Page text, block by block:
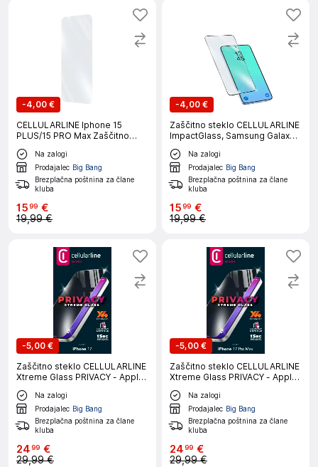
-4,00 €
CELLULARLINE Iphone 15
PLUS/15 PRO Max Zaščitno
steklo
Na zalogi
Prodajalec Big Bang
Brezplačna poštnina za člane
kluba
1599 €
19,99 €
-4,00 €
Zaščitno steklo CELLULARLINE
ImpactGlass, Samsung Galaxy
A27
Na zalogi
Prodajalec Big Bang
Brezplačna poštnina za člane
kluba
1599 €
19,99 €
-5,00 €
Zaščitno steklo CELLULARLINE
Xtreme Glass PRIVACY - Apple
iPhone 17
Na zalogi
Prodajalec Big Bang
Brezplačna poštnina za člane
kluba
2499 €
29,99 €
-5,00 €
Zaščitno steklo CELLULARLINE
Xtreme Glass PRIVACY - Apple
iPhone 17 PRO MAX
Na zalogi
Prodajalec Big Bang
Brezplačna poštnina za člane
kluba
2499 €
29,99 €